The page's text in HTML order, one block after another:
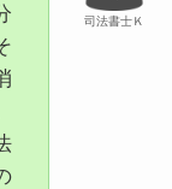
司法書士Ｋ